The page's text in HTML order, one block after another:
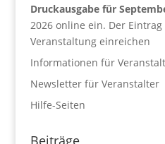
Druckausgabe für
2026 online ein. Der
Veranstaltung einreichen
Informationen für
Newsletter für Veranstalter
Hilfe-Seiten
Beiträge